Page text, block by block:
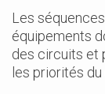
Les
équipements
des circuits et
les priorités